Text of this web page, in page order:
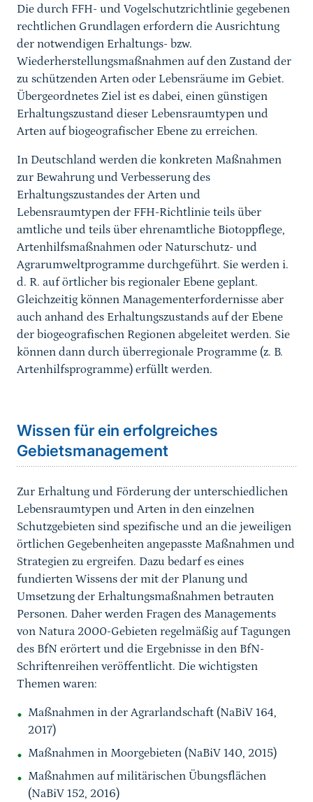
Die durch FFH- und Vogelschutzrichtlinie gegebenen
rechtlichen Grundlagen erfordern die Ausrichtung
der notwendigen Erhaltungs- bzw.
Wiederherstellungsmaßnahmen auf den Zustand der
zu schützenden Arten oder Lebensräume im Gebiet.
Übergeordnetes Ziel ist es dabei, einen günstigen
Erhaltungszustand dieser Lebensraumtypen und
Arten auf biogeografischer Ebene zu erreichen.
In Deutschland werden die konkreten Maßnahmen
zur Bewahrung und Verbesserung des
Erhaltungszustandes der Arten und
Lebensraumtypen der FFH-Richtlinie teils über
amtliche und teils über ehrenamtliche Biotoppflege,
Artenhilfsmaßnahmen oder Naturschutz- und
Agrarumweltprogramme durchgeführt. Sie werden i.
d. R. auf örtlicher bis regionaler Ebene geplant.
Gleichzeitig können Managementerfordernisse aber
auch anhand des Erhaltungszustands auf der Ebene
der biogeografischen Regionen abgeleitet werden. Sie
können dann durch überregionale Programme (z. B.
Artenhilfsprogramme) erfüllt werden.
Wissen für ein erfolgreiches
Gebietsmanagement
Zur Erhaltung und Förderung der unterschiedlichen
Lebensraumtypen und Arten in den einzelnen
Schutzgebieten sind spezifische und an die jeweiligen
örtlichen Gegebenheiten angepasste Maßnahmen und
Strategien zu ergreifen. Dazu bedarf es eines
fundierten Wissens der mit der Planung und
Umsetzung der Erhaltungsmaßnahmen betrauten
Personen. Daher werden Fragen des Managements
von Natura 2000-Gebieten regelmäßig auf Tagungen
des BfN erörtert und die Ergebnisse in den BfN-
Schriftenreihen veröffentlicht. Die wichtigsten
Themen waren:
Maßnahmen in der Agrarlandschaft (NaBiV 164,
2017)
Maßnahmen in Moorgebieten (NaBiV 140, 2015)
Maßnahmen auf militärischen Übungsflächen
(NaBiV 152, 2016)